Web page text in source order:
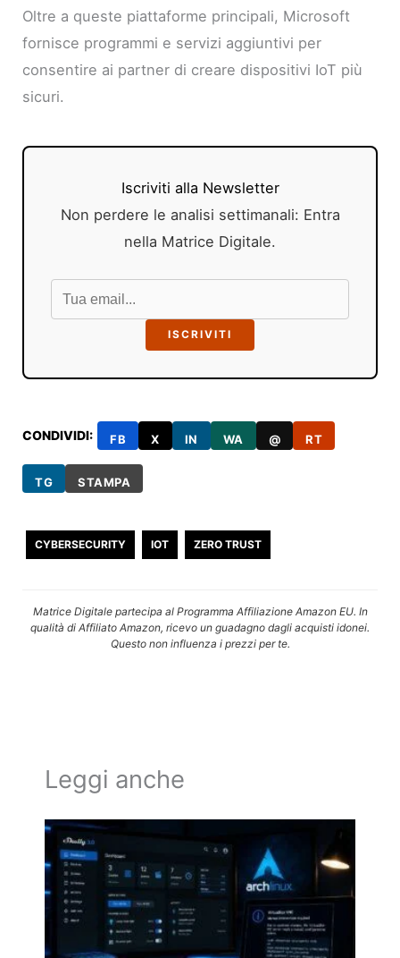
Oltre a queste piattaforme principali, Microsoft
fornisce programmi e servizi aggiuntivi per
consentire ai partner di creare dispositivi IoT più
sicuri.
Iscriviti alla Newsletter
Non perdere le analisi settimanali: Entra
nella Matrice Digitale.
ISCRIVITI
CONDIVIDI: FB X IN WA @ RT
TG STAMPA
CYBERSECURITY IOT ZERO TRUST
Matrice Digitale partecipa al Programma Affiliazione Amazon EU. In
qualità di Affiliato Amazon, ricevo un guadagno dagli acquisti idonei.
Questo non influenza i prezzi per te.
Leggi anche